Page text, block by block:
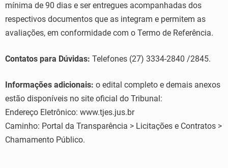
mínima de 90 dias e ser entregues acompanhadas dos
respectivos documentos que as integram e permitem as
avaliações, em conformidade com o Termo de Referência.
Contatos para Dúvidas: Telefones (27) 3334-2840 /2845.
Informações adicionais: o edital completo e demais anexos
estão disponíveis no site oficial do Tribunal:
Endereço Eletrônico: www.tjes.jus.br
Caminho: Portal da Transparência > Licitações e Contratos >
Chamamento Público.